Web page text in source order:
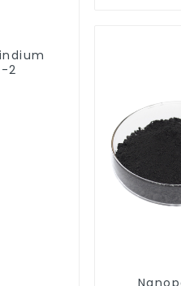
2
teinture